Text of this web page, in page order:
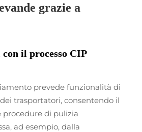
grazie a
il processo CIP
prevede funzionalità di
trasportatori, consentendo il
procedure di pulizia
ad esempio, dalla